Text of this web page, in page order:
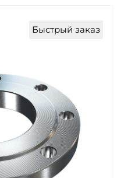
Быстрый заказ